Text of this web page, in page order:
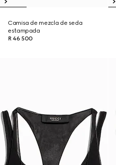
Camisa de mezcla de seda
estampada
R 46 500